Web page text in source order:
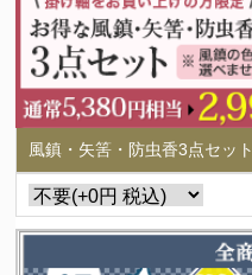
風鎮・矢筈・防虫香3点セット